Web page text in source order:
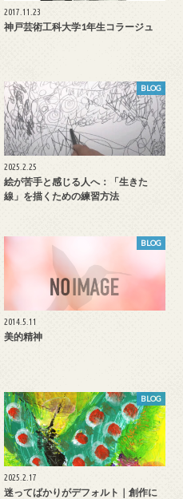
2017.11.23
神戸芸術工科大学1年生コラージュ
BLOG
2025.2.25
絵が苦手と感じる人へ：「生きた
線」を描くための練習方法
BLOG
2014.5.11
美的精神
BLOG
2025.2.17
迷ってばかりがデフォルト｜創作に